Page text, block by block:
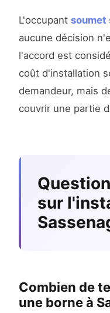
L'occupant soumet
aucune décision
l'accord est
coût d'installation
demandeur, mais
couvrir une partie
sur
Combien de
une borne à